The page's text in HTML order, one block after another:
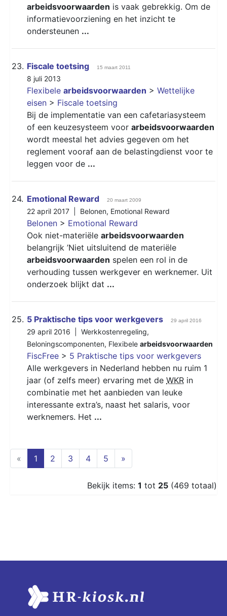
arbeidsvoorwaarden is vaak gebrekkig. Om de
informatievoorziening en het inzicht te
ondersteunen ...
23. Fiscale toetsing 15 maart 2011
8 juli 2013
Flexibele arbeidsvoorwaarden > Wettelijke
eisen > Fiscale toetsing
Bij de implementatie van een cafetariasysteem
of een keuzesysteem voor arbeidsvoorwaarden
wordt meestal het advies gegeven om het
reglement vooraf aan de belastingdienst voor te
leggen voor de ...
24. Emotional Reward 20 maart 2009
22 april 2017 | Belonen, Emotional Reward
Belonen > Emotional Reward
Ook niet-materiële arbeidsvoorwaarden
belangrijk ’Niet uitsluitend de materiële
arbeidsvoorwaarden spelen een rol in de
verhouding tussen werkgever en werknemer. Uit
onderzoek blijkt dat ...
25. 5 Praktische tips voor werkgevers 29 april 2016
29 april 2016 | Werkkostenregeling,
Beloningscomponenten, Flexibele arbeidsvoorwaarden
FiscFree > 5 Praktische tips voor werkgevers
Alle werkgevers in Nederland hebben nu ruim 1
jaar (of zelfs meer) ervaring met de WKR in
combinatie met het aanbieden van leuke
interessante extra’s, naast het salaris, voor
werknemers. Het ...
« 1 (current)
2 3 4 5 »
Bekijk items: 1 tot 25 (469 totaal)